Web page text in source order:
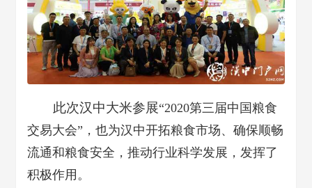
此次汉中大米参展“2020第三届中国粮食
交易大会”，也为汉中开拓粮食市场、确保顺畅
流通和粮食安全，推动行业科学发展，发挥了
积极作用。